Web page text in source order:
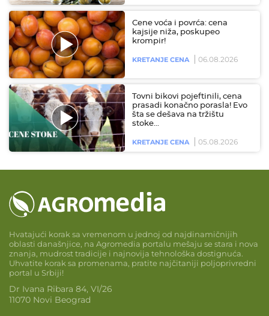
Cene voća i povrća: cena
kajsije niža, poskupeo
krompir!
KRETANJE CENA 06.08.2026
Tovni bikovi pojeftinili, cena
prasadi konačno porasla! Evo
šta se dešava na tržištu
stoke…
KRETANJE CENA 05.08.2026
Hvatajući korak sa vremenom u jednoj od najdinamičnijih
oblasti današnjice, na Agromedia portalu mešaju se stara i nova
znanja, mudrost tradicije i najnovija tehnološka dostignuća.
Uhvatite korak sa promenama, pratite najčitaniji poljoprivredni
portal u Srbiji!
Dr Ivana Ribara 84, VI/26
11070 Novi Beograd